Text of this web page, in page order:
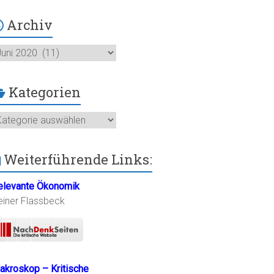
Archiv
Kategorien
Weiterführende Links:
Ökonomik
Flassbeck
– Kritische